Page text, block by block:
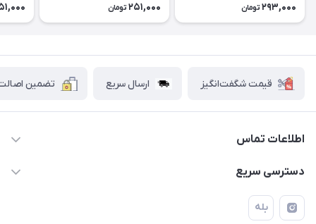
293,000 تومان 251,000 تومان
قیمت شگفت‌انگیز ارسال سریع تضمین اصالت
اطلاعات تماس
۰۲۱۷۷۰۶۰۰۲۸ ـ ۰۹۱۹۰۰۲۸۲۴۷
فروشگاه آبتین
دسترسی سریع
حساب کاربری
بله